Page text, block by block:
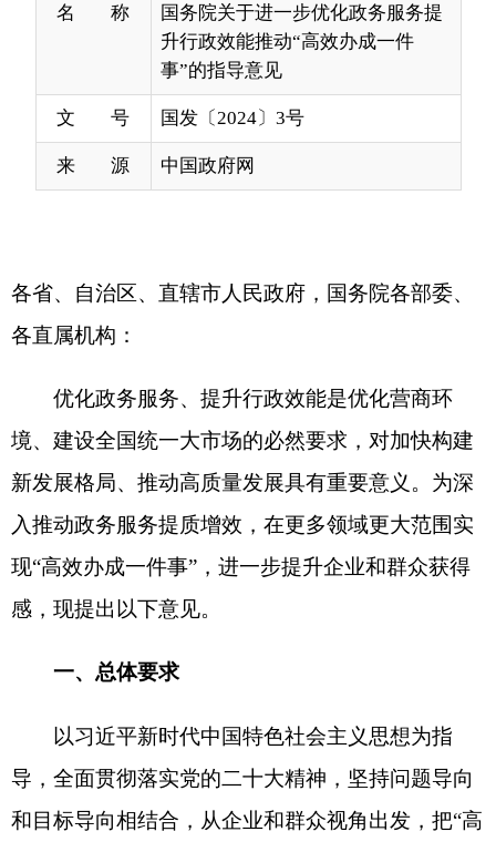
来 源 中国政府网
各省、自治区、直辖市人民政府，国务院各部委、
各直属机构：
新发展格局、推动高质量发展具有重要意义。为深
入推动政务服务提质增效，在更多领域更大范围实
感，现提出以下意见。
一、总体要求
以习近平新时代中国特色社会主义思想为指
导，全面贯彻落实党的二十大精神，坚持问题导向
和目标导向相结合，从企业和群众视角出发，把“高
效办成一件事”作为优化政务服务、提升行政效能的
革引领和数字赋能双轮驱动，统筹发展和安全，推
流程最优化、办事材料最简化、办事成本最小化，
最大限度利企便民，激发经济社会发展内生动力。
2024年，推动线上线下政务服务能力整体提